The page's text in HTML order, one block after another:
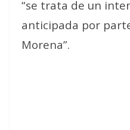
“se trata de un
anticipada por
Morena”.